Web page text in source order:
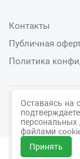
Контакты
Публичная
Политика
Оставаясь на
файлами
Принять